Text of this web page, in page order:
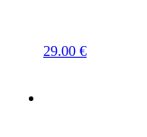
29.00 €